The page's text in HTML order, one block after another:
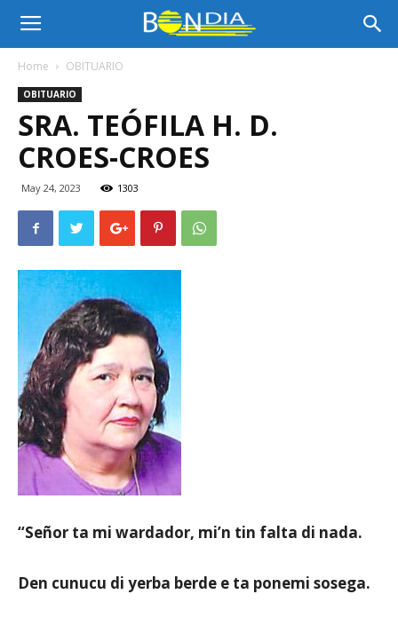
Bon
Dia
Aruba
Home OBITUARIO
OBITUARIO
SRA. TEÓFILA H. D.
CROES-CROES
May 24, 2023 1303
“Señor ta mi wardador, mi’n tin falta di nada.
Den cunucu di yerba berde e ta ponemi sosega.